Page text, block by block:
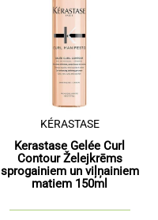
KÉRASTASE
Kerastase Gelée Curl
Contour Želejkrēms
sprogainiem un viļņainiem
matiem 150ml